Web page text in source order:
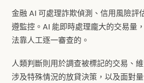
金融 AI 可處理詐欺偵測、信用風險評
遵監控。AI 能即時處理龐大的交易量
法靠人工逐一審查的。
人類判斷則用於調查被標記的交易、
涉及特殊情況的放貸決策，以及面對